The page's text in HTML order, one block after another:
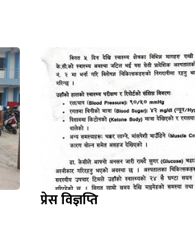
प्रेस विज्ञप्ति